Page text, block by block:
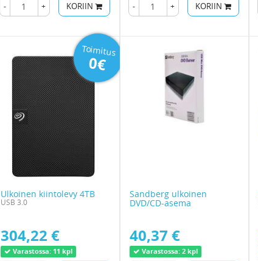
- + KORIIN - + KORIIN
Toimitus
0€
Ulkoinen kiintolevy 4TB
USB 3.0
304,22 €
Varastossa: 11 kpl
Sandberg ulkoinen
DVD/CD-asema
40,37 €
Varastossa: 2 kpl